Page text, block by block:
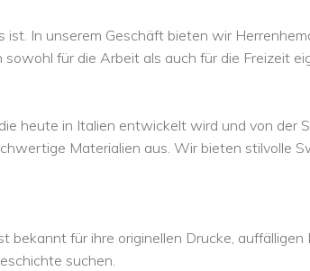
In unserem Geschäft bieten wir
für die Arbeit als auch für die Freizeit
heute in Italien entwickelt wird und von der
Materialien aus. Wir bieten stilvolle
für ihre originellen Drucke,
suchen.